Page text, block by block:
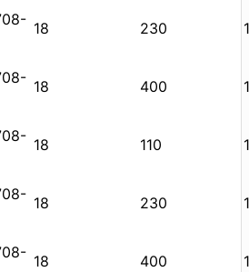
18 230
18 400
18 110
18 230
18 400